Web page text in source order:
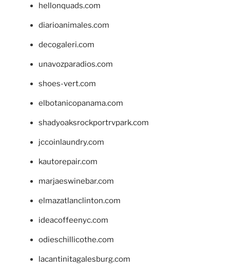
hellonquads.com
diarioanimales.com
decogaleri.com
unavozparadios.com
shoes-vert.com
elbotanicopanama.com
shadyoaksrockportrvpark.com
jccoinlaundry.com
kautorepair.com
marjaeswinebar.com
elmazatlanclinton.com
ideacoffeenyc.com
odieschillicothe.com
lacantinitagalesburg.com